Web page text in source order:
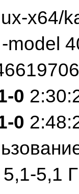
x64/
model
0
0
5,1